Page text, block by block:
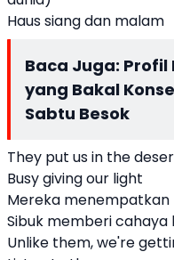
Haus siang dan malam
Baca Juga: Profil
yang Bakal
Sabtu Besok
They put us in the
Busy giving our light
Mereka
Sibuk memberi cahaya
Unlike them, we're